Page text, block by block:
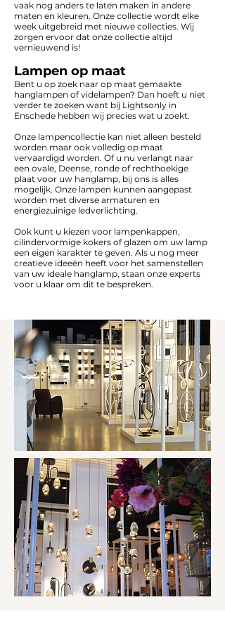
vaak nog anders te laten maken in andere
maten en kleuren. Onze collectie wordt elke
week uitgebreid met nieuwe collecties. Wij
zorgen ervoor dat onze collectie altijd
vernieuwend is!
Lampen op maat
Bent u op zoek naar op maat gemaakte
hanglampen of videlampen? Dan hoeft u niet
verder te zoeken want bij Lightsonly in
Enschede hebben wij precies wat u zoekt.
Onze lampencollectie kan niet alleen besteld
worden maar ook volledig op maat
vervaardigd worden. Of u nu verlangt naar
een ovale, Deense, ronde of rechthoekige
plaat voor uw hanglamp, bij ons is alles
mogelijk. Onze lampen kunnen aangepast
worden met diverse armaturen en
energiezuinige ledverlichting.
Ook kunt u kiezen voor lampenkappen,
cilindervormige kokers of glazen om uw lamp
een eigen karakter te geven. Als u nog meer
creatieve ideeën heeft voor het samenstellen
van uw ideale hanglamp, staan onze experts
voor u klaar om dit te bespreken.